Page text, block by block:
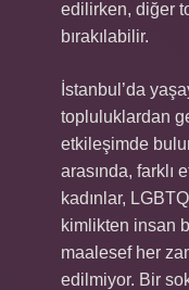
edilirken, diğer
bırakılabilir.
İstanbul’da
topluluklardan
etkileşimde
arasında, farklı
kadınlar,
kimlikten insan
maalesef her
edilmiyor. Bir